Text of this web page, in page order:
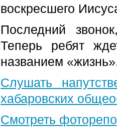
воскресшего
Последний
Теперь ребят
названием
Слушать
хабаровских
Смотреть